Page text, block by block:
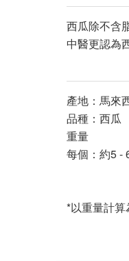
西瓜除不含
中醫更認為
產地：馬來
品種：西瓜
重量
每個： 約5 -
*以重量計